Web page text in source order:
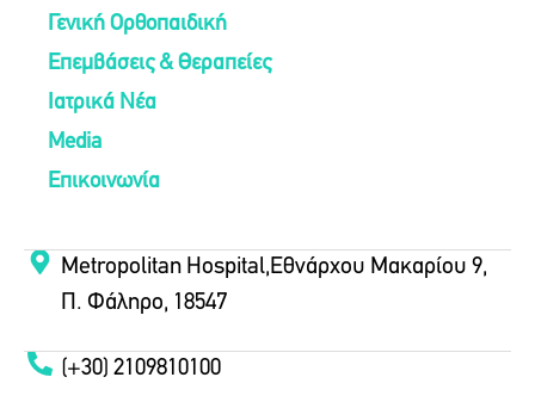
Γενική Ορθοπαιδική
Επεμβάσεις & Θεραπείες
Ιατρικά Νέα
Media
Επικοινωνία
Metropolitan Hospital,Εθνάρχου Μακαρίου 9,
Π. Φάληρο, 18547
(+30) 2109810100